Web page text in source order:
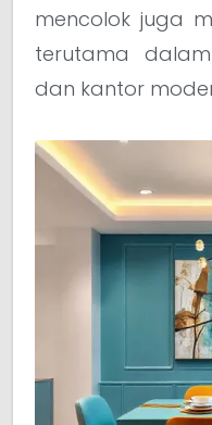
mencolok juga
terutama
dan kantor